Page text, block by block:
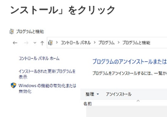
ンストール」をクリック